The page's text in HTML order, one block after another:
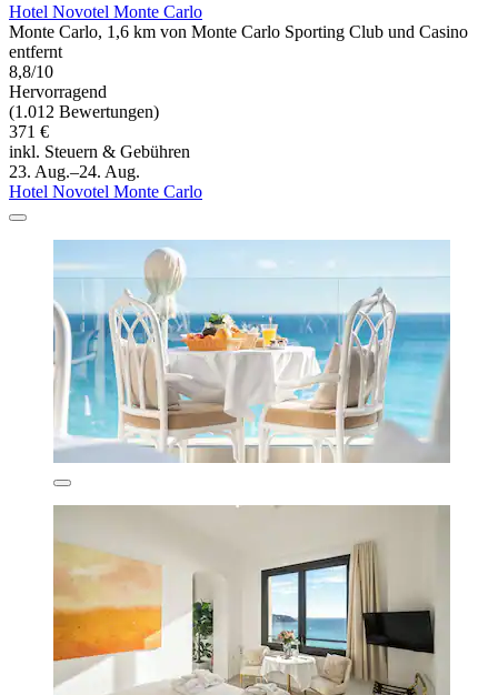
Hotel Novotel Monte Carlo
Monte Carlo, 1,6 km von Monte Carlo Sporting Club und Casino
entfernt
8,8/10
Hervorragend
(1.012 Bewertungen)
371 €
inkl. Steuern & Gebühren
23. Aug.–24. Aug.
Hotel Novotel Monte Carlo